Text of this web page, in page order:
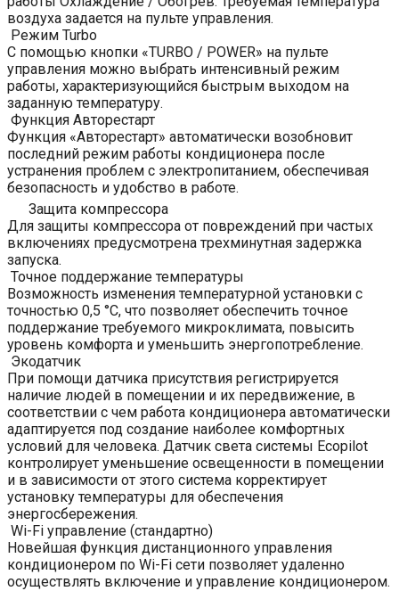
воздуха задается на пульте управления.
Режим Turbo
С помощью кнопки «TURBO / POWER» на пульте
управления можно выбрать интенсивный режим
работы, характеризующийся быстрым выходом на
заданную температуру.
Функция Авторестарт
Функция «Авторестарт» автоматически возобновит
последний режим работы кондиционера после
устранения проблем с электропитанием, обеспечивая
безопасность и удобство в работе.
Защита компрессора
Для защиты компрессора от повреждений при частых
включениях предусмотрена трехминутная задержка
запуска.
Точное поддержание температуры
Возможность изменения температурной установки с
точностью 0,5 °С, что позволяет обеспечить точное
поддержание требуемого микроклимата, повысить
уровень комфорта и уменьшить энергопотребление.
Экодатчик
При помощи датчика присутствия регистрируется
наличие людей в помещении и их передвижение, в
соответствии с чем работа кондиционера автоматически
адаптируется под создание наиболее комфортных
условий для человека. Датчик света системы Ecopilot
контролирует уменьшение освещенности в помещении
и в зависимости от этого система корректирует
установку температуры для обеспечения
энергосбережения.
Wi-Fi управление (стандартно)
Новейшая функция дистанционного управления
кондиционером по Wi-Fi сети позволяет удаленно
осуществлять включение и управление кондиционером.